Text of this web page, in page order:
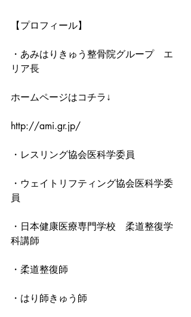
【プロフィール】
・あみはりきゅう整骨院グループ　エ
リア長
ホームページはコチラ↓
http://ami.gr.jp/
・レスリング協会医科学委員
・ウェイトリフティング協会医科学委
員
・日本健康医療専門学校　柔道整復学
科講師
・柔道整復師
・はり師きゅう師